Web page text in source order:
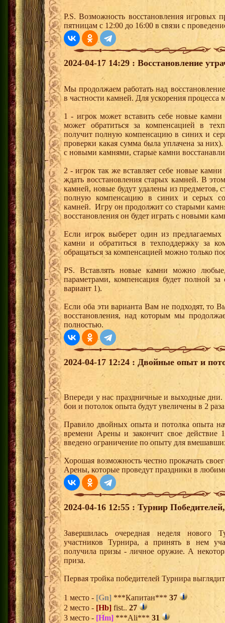
P.S. Возможность восстановления игровых
пятницам с 12:00 до 16:00 в связи с
2024-04-17 14:29 : Восстановление
Мы продолжаем работать над
в частности камней. Для ускорения процесса
1 - игрок может вставить себе новые
может обратиться за компенсацией в
получит полную компенсацию в синих и
проверки какая сумма была уплачена за
с новыми камнями, старые камни
2 - игрок так же вставляет себе новые
ждать восстановления старых камней. В
камней, новые будут удалены из предметов,
полную компенсацию в синих и серых
камней. Игру он продолжит со старыми
восстановления он будет играть с новыми
Если игрок выберет один из
камни и обратиться в техподдержку за
обращаться за компенсацией можно только
PS. Вставлять новые камни можно
параметрами, компенсация будет полной
вариант 1).
Если оба эти варианта Вам не подходят, то
восстановления, над которым мы
полностью.
2024-04-17 12:24 : Двойные опыт и
Впереди у нас праздничные и выходные дни.
бои и потолок опыта будут увеличены в 2
Правило двойных опыта и потолка опыта
времени Арены и закончит свое
введено ограничение по опыту для
Хорошая возможность честно прокачать
Арены, которые проведут праздники в
2024-04-16 12:55 : Турнир
Завершилась очередная неделя нового
участников Турнира, а принять в нем
получила призы - личное оружие. А
приза.
Первая тройка победителей Турнира
1 место - [Gn] ***Капитан*** 37
2 место - [Hb] fist.. 27
3 место - [Hm] ***Ali*** 31